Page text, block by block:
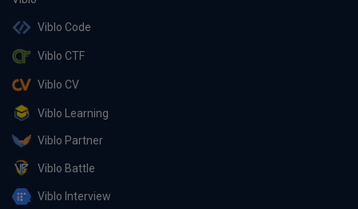
Viblo Code
Viblo CTF
Viblo CV
Viblo Learning
Viblo Partner
Viblo Battle
Viblo Interview